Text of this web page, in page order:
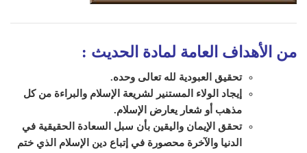
من الأهداف العامة لمادة الحديث :
تحقيق العبودية لله تعالى وحده.
إيجاد الولاء المستنير لشريعة الإسلام والبراءة من كل
مذهب أو شعار يعارض الإسلام.
تحقق الإيمان واليقين بأن سبل السعادة الحقيقية في
الدنيا والآخرة محصورة في إتباع دين الإسلام الذي ختم